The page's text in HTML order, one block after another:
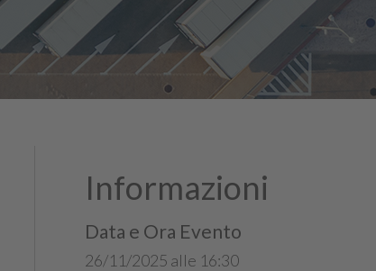
Informazioni
Data e Ora Evento
26/11/2025 alle 16:30